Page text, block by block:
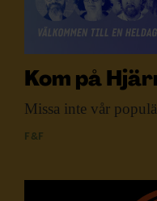
Kom på
Missa inte vår
F&F